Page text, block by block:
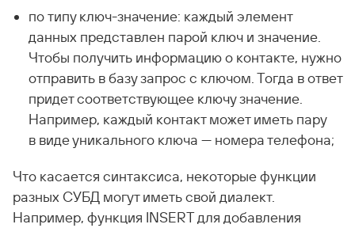
по типу ключ-значение: каждый элемент
данных представлен парой ключ и значение.
Чтобы получить информацию о контакте, нужно
отправить в базу запрос с ключом. Тогда в ответ
придет соответствующее ключу значение.
Например, каждый контакт может иметь пару
в виде уникального ключа — номера телефона;
Что касается синтаксиса, некоторые функции
разных СУБД могут иметь свой диалект.
Например, функция INSERT для добавления